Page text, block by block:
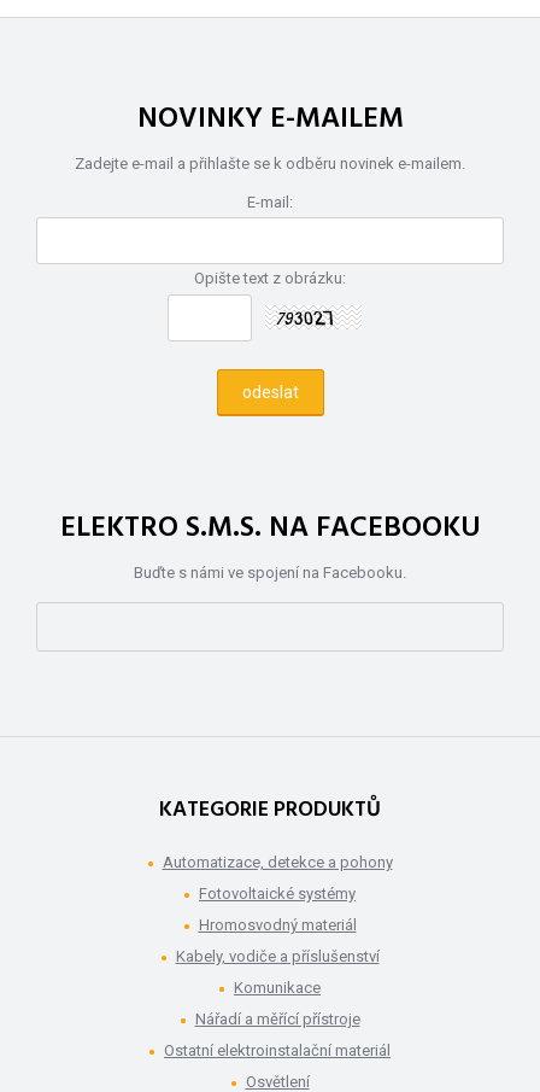
NOVINKY E-MAILEM
Zadejte e-mail a přihlašte se k odběru novinek e-mailem.
E-mail:
Opište text z obrázku:
ELEKTRO S.M.S. NA FACEBOOKU
Buďte s námi ve spojení na Facebooku.
KATEGORIE PRODUKTŮ
Automatizace, detekce a pohony
Fotovoltaické systémy
Hromosvodný materiál
Kabely, vodiče a příslušenství
Komunikace
Nářadí a měřící přístroje
Ostatní elektroinstalační materiál
Osvětlení